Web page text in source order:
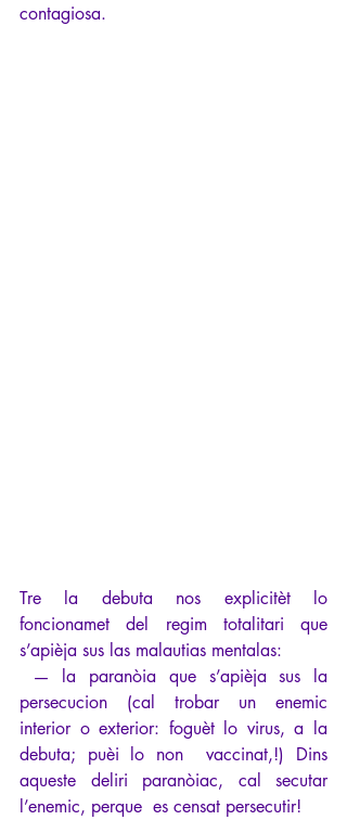
contagiosa.
Tre la debuta nos explicitèt lo
foncionamet del regim totalitari que
s’apièja sus las malautias mentalas:
persecucion (cal trobar un enemic
interior o exterior: foguèt lo virus, a la
debuta; puèi lo non  vaccinat,!) Dins
aqueste deliri paranòiac, cal secutar
l’enemic, perque  es censat persecutir!